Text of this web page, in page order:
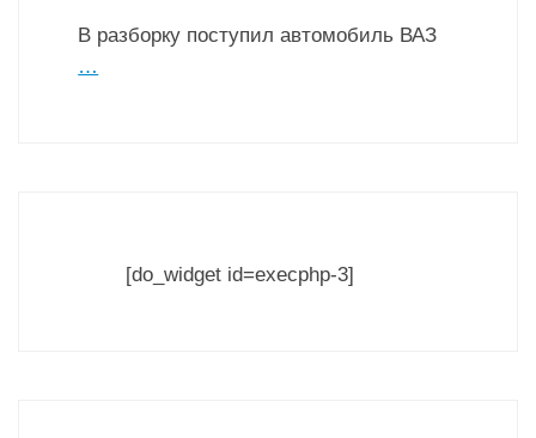
В разборку поступил автомобиль ВАЗ
…
[do_widget id=execphp-3]